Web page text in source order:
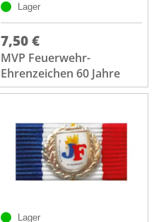
Lager
7,50 €
MVP Feuerwehr-
Ehrenzeichen 60 Jahre
Lager